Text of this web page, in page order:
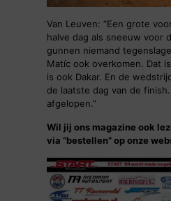
Van Leuven: “Een grote
halve dag als sneeuw voor
gunnen niemand
Matíc ook overkomen. Dat
is ook Dakar. En de
de laatste dag van de
afgelopen.”
Wil jij ons magazine ook
via “bestellen” op onze